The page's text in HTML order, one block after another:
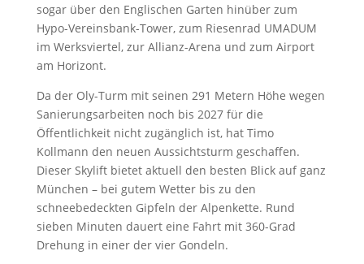
sogar über den Englischen Garten hinüber zum
Hypo-Vereinsbank-Tower, zum Riesenrad UMADUM
im Werksviertel, zur Allianz-Arena und zum Airport
am Horizont.
Da der Oly-Turm mit seinen 291 Metern Höhe wegen
Sanierungsarbeiten noch bis 2027 für die
Öffentlichkeit nicht zugänglich ist, hat Timo
Kollmann den neuen Aussichtsturm geschaffen.
Dieser Skylift bietet aktuell den besten Blick auf ganz
München – bei gutem Wetter bis zu den
schneebedeckten Gipfeln der Alpenkette. Rund
sieben Minuten dauert eine Fahrt mit 360-Grad
Drehung in einer der vier Gondeln.